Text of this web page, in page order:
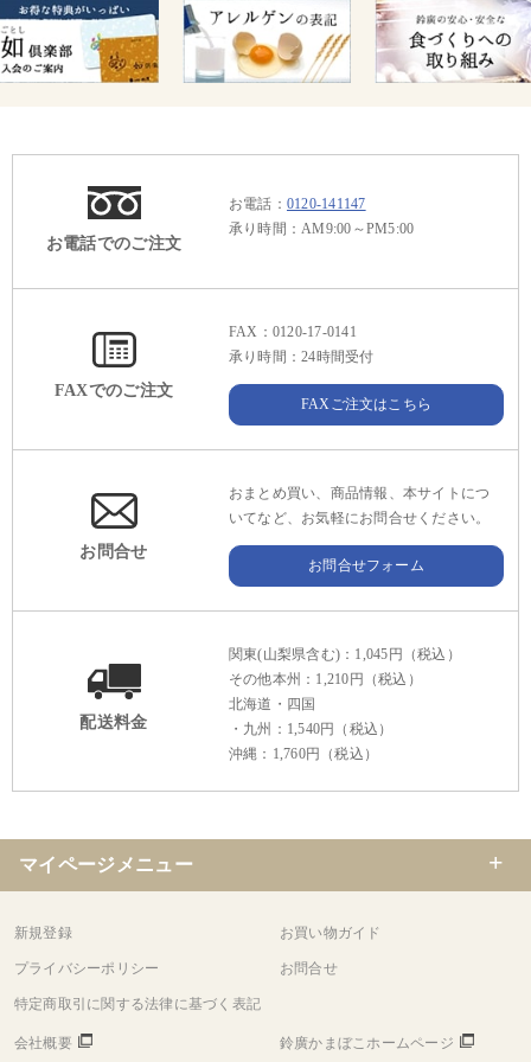
お電話でのご注文
お電話： 0120-141147
承り時間：AM9:00～PM5:00
FAXでのご注文
FAX：0120-17-0141
承り時間：24時間受付
FAXご注文はこちら
お問合せ
おまとめ買い、商品情報、本サイトにつ
いてなど、お気軽にお問合せください。
お問合せフォーム
配送料金
関東(山梨県含む)：1,045円（税込）
その他本州：1,210円（税込）
北海道・四国
・九州：1,540円（税込）
沖縄：1,760円（税込）
マイページメニュー
新規登録 お買い物ガイド
プライバシーポリシー お問合せ
特定商取引に関する法律に基づく表記
会社概要 鈴廣かまぼこホームページ